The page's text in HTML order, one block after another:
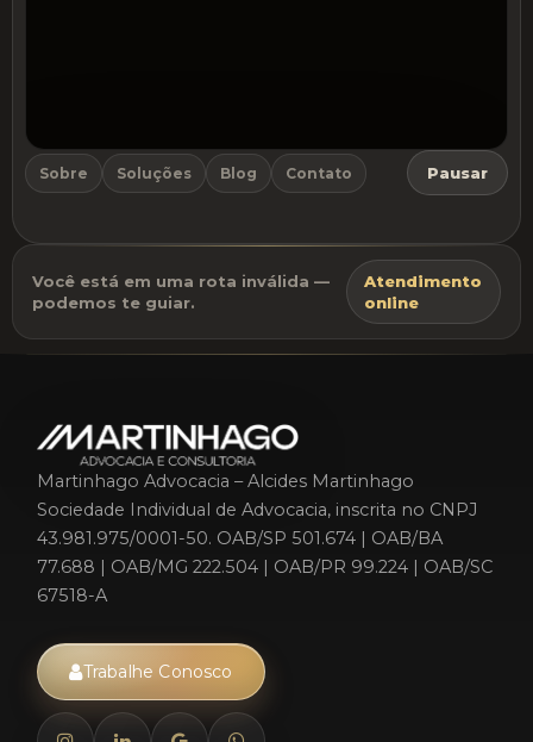
⚖️
Jogo do Advogado
MARTINHAGO
pulando
obstáculos.
Bombas explodem
no ar — desvie!
Começar
Sobre Soluções Blog Contato Pausar
Você está em uma rota inválida —
podemos te guiar.
Atendimento
online
Martinhago Advocacia – Alcides Martinhago
Sociedade Individual de Advocacia, inscrita no CNPJ
43.981.975/0001-50. OAB/SP 501.674 | OAB/BA
77.688 | OAB/MG 222.504 | OAB/PR 99.224 | OAB/SC
67518-A
Trabalhe Conosco